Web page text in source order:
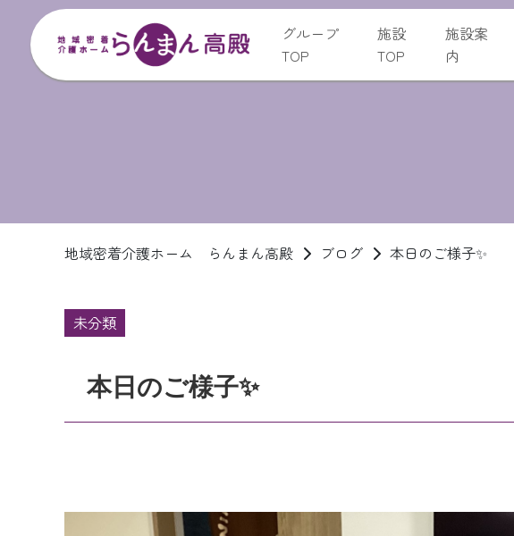
グループ
TOP
施設
TOP
施設案
内
地域密着介護ホーム らんまん高殿 ブログ 本日のご様子✨
未分類
本日のご様子✨